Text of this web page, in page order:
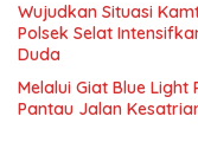
Wujudkan Situasi
Polsek Selat
Duda
Melalui Giat Blue
Pantau Jalan